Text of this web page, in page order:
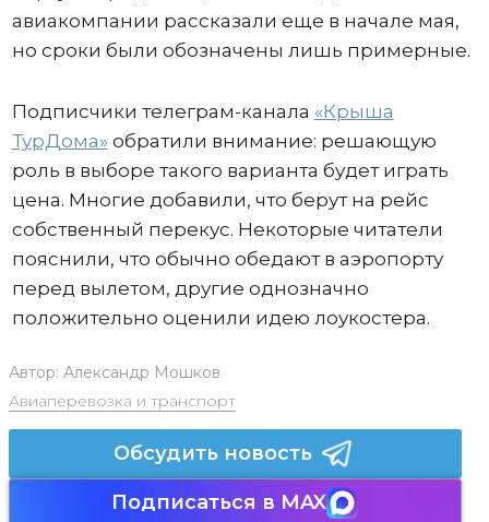
авиакомпании рассказали еще в начале мая,
но сроки были обозначены лишь примерные.
Подписчики телеграм-канала «Крыша
ТурДома» обратили внимание: решающую
роль в выборе такого варианта будет играть
цена. Многие добавили, что берут на рейс
собственный перекус. Некоторые читатели
пояснили, что обычно обедают в аэропорту
перед вылетом, другие однозначно
положительно оценили идею лоукостера.
Автор: Александр Мошков
Авиаперевозка и транспорт
Обсудить новость
Подписаться в MAX